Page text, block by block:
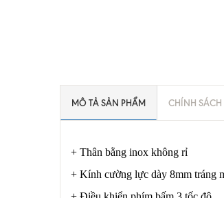
MÔ TẢ SẢN PHẨM CHÍNH
+ Thân bằng inox không rỉ
+ Kính cường lực dày 8mm tráng